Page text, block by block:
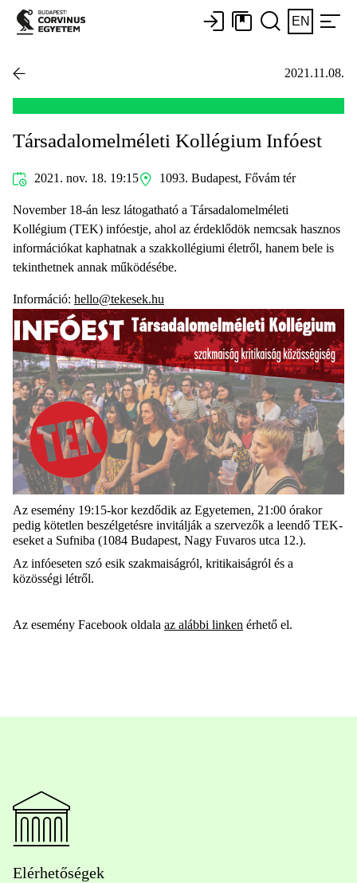
EN
2021.11.08.
Társadalomelméleti Kollégium Infóest
2021. nov. 18. 19:15 1093. Budapest, Fővám tér
November 18-án lesz látogatható a Társadalomelméleti
Kollégium (TEK) infóestje, ahol az érdeklődök nemcsak hasznos
információkat kaphatnak a szakkollégiumi életről, hanem bele is
tekinthetnek annak működésébe.
Információ: hello@tekesek.hu
Az esemény 19:15-kor kezdődik az Egyetemen, 21:00 órakor
pedig kötetlen beszélgetésre invitálják a szervezők a leendő TEK-
eseket a Sufniba (1084 Budapest, Nagy Fuvaros utca 12.).
Az infóeseten szó esik szakmaiságról, kritikaiságról és a
közösségi létről.
Az esemény Facebook oldala az alábbi linken érhető el.
Elérhetőségek